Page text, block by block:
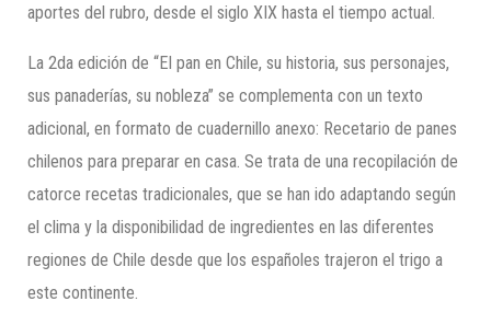
aportes del rubro, desde el siglo XIX hasta el tiempo actual.
La 2da edición de “El pan en Chile, su historia, sus personajes,
sus panaderías, su nobleza” se complementa con un texto
adicional, en formato de cuadernillo anexo: Recetario de panes
chilenos para preparar en casa. Se trata de una recopilación de
catorce recetas tradicionales, que se han ido adaptando según
el clima y la disponibilidad de ingredientes en las diferentes
regiones de Chile desde que los españoles trajeron el trigo a
este continente.